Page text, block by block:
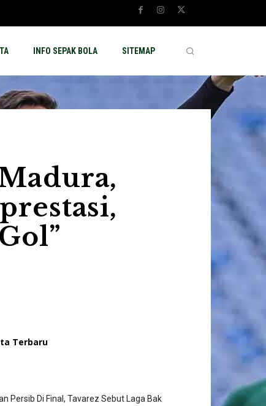
INFO SEPAK BOLA SITEMAP
Terbaru
Persib Di Final, Tavarez Sebut Laga Bak